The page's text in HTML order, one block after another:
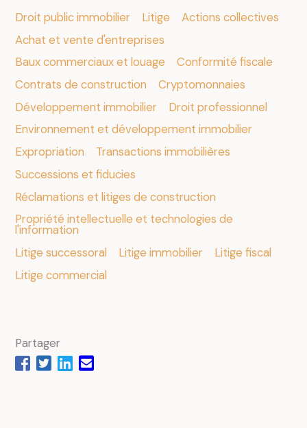
Droit public immobilier
Litige
Actions collectives
Achat et vente d'entreprises
Baux commerciaux et louage
Conformité fiscale
Contrats de construction
Cryptomonnaies
Développement immobilier
Droit professionnel
Environnement et développement immobilier
Expropriation
Transactions immobilières
Successions et fiducies
Réclamations et litiges de construction
Propriété intellectuelle et technologies de
l'information
Litige successoral
Litige immobilier
Litige fiscal
Litige commercial
Partager